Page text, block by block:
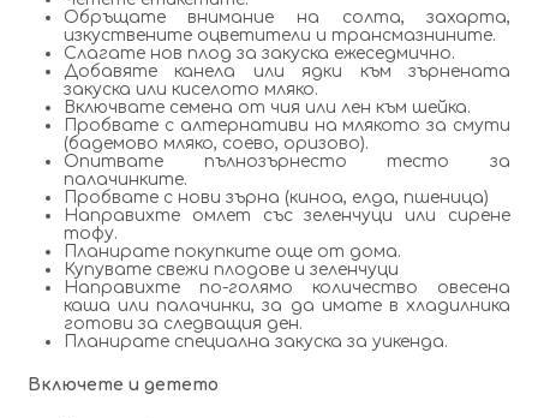
Обръщате внимание на солта, захарта,
изкуствените оцветители и трансмазнините.
Слагате нов плод за закуска ежеседмично.
Добавяте канела или ядки към зърнената
закуска или киселото мляко.
Включвате семена от чия или лен към шейка.
Пробвате с алтернативи на млякото за смути
(бадемово мляко, соево, оризово).
Опитвате пълнозърнесто тесто за
палачинките.
Пробвате с нови зърна (киноа, елда, пшеница)
Направихте омлет със зеленчуци или сирене
тофу.
Планирате покупките още от дома.
Купувате свежи плодове и зеленчуци
Направихте по-голямо количество овесена
каша или палачинки, за да имате в хладилника
готови за следващия ден.
Планирате специална закуска за уикенда.
Включете и детето